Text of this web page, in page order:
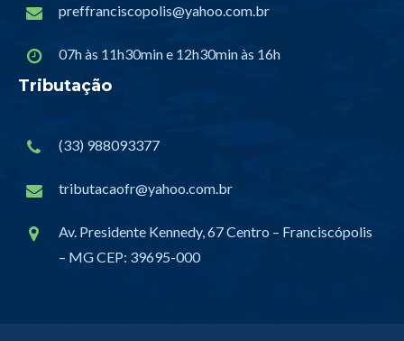
preffranciscopolis@yahoo.com.br
07h às 11h30min e 12h30min às 16h
Tributação
(33) 988093377
tributacaofr@yahoo.com.br
Av. Presidente Kennedy, 67 Centro – Franciscópolis
– MG CEP: 39695-000